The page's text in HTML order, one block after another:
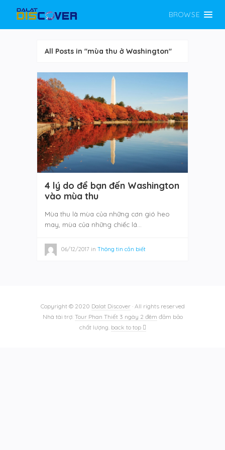
BROWSE
All Posts in "mùa thu ở Washington"
4 lý do để bạn đến Washington
vào mùa thu
Mùa thu là mùa của những cơn gió heo
may, mùa của những chiếc lá…
06/12/2017 in Thông tin cần biết
Copyright © 2020 Dalat Discover· All rights reserved
Nhà tài trợ: Tour Phan Thiết 3 ngày 2 đêm đảm bảo
chất lượng. back to top